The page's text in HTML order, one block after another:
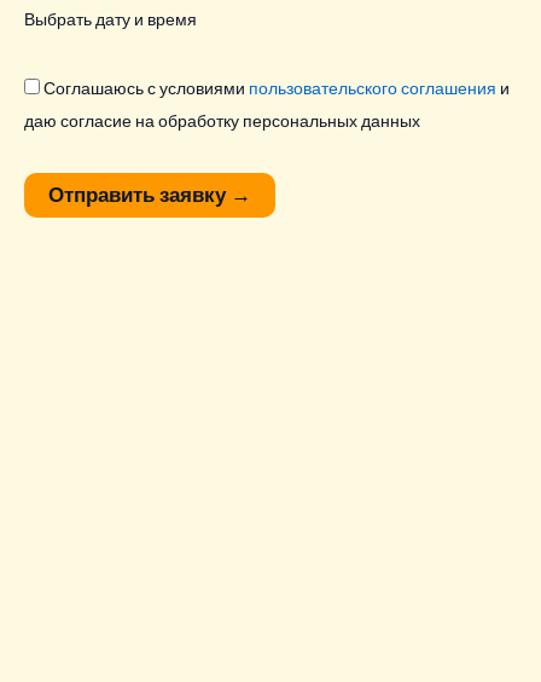
Выбрать дату и время
Соглашаюсь с условиями пользовательского соглашения и
даю согласие на обработку персональных данных
Отправить заявку →